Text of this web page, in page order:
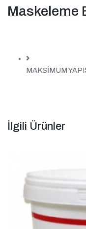
Maskeleme
MAKSİMUM
İlgili Ürünler